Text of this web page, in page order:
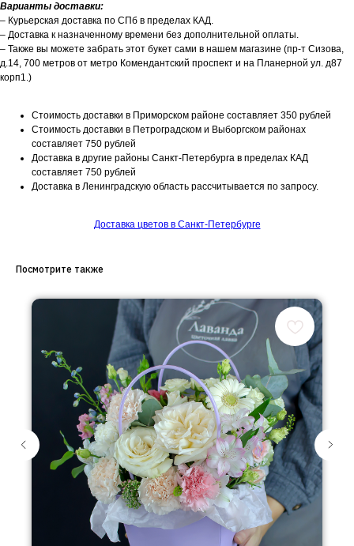
Варианты доставки:
– Курьерская доставка по СПб в пределах КАД.
– Доставка к назначенному времени без дополнительной оплаты.
– Также вы можете забрать этот букет сами в нашем магазине (пр-т Сизова,
д.14, 700 метров от метро Комендантский проспект и на Планерной ул. д87
корп1.)
Стоимость доставки в Приморском районе составляет 350 рублей
Стоимость доставки в Петроградском и Выборгском районах
составляет 750 рублей
Доставка в другие районы Санкт-Петербурга в пределах КАД
составляет 750 рублей
Доставка в Ленинградскую область рассчитывается по запросу.
Доставка цветов в Санкт-Петербурге
Посмотрите также